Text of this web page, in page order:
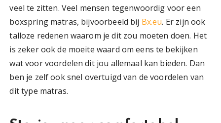
veel te zitten. Veel mensen tegenwoordig voor een
boxspring matras, bijvoorbeeld bij Bx.eu. Er zijn ook
talloze redenen waarom je dit zou moeten doen. Het
is zeker ook de moeite waard om eens te bekijken
wat voor voordelen dit jou allemaal kan bieden. Dan
ben je zelf ook snel overtuigd van de voordelen van
dit type matras.